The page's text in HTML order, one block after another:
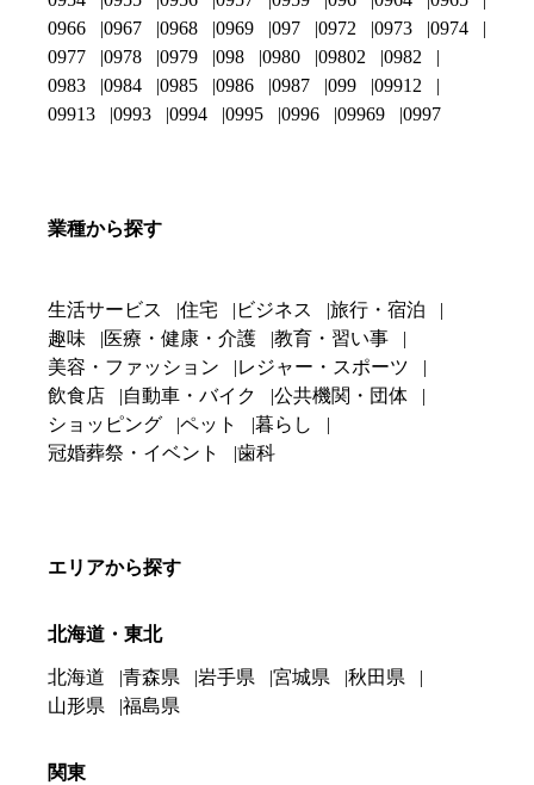
0966
0967 0968 0969 097 0972 0973
0974
0977
0978 0979 098 0980 09802
0982
0983
0984 0985 0986 0987 099
09912
09913
0993 0994 0995 0996 09969 0997
業種から探す
生活サービス 住宅 ビジネス
旅行・宿泊
趣味
医療・健康・介護
教育・習い事
美容・ファッション
レジャー・スポーツ
飲食店
自動車・バイク
公共機関・団体
ショッピング
ペット
暮らし
冠婚葬祭・イベント
歯科
エリアから探す
北海道・東北
北海道 青森県 岩手県 宮城県
秋田県
山形県
福島県
関東